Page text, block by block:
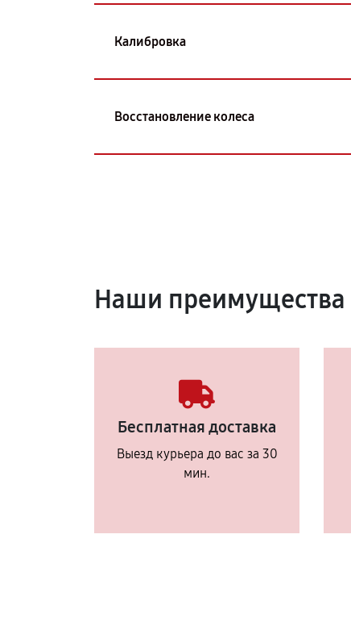
Калибровка
Восстановление колеса
Наши преимущества
Бесплатная доставка
Выезд курьера до вас за 30
мин.